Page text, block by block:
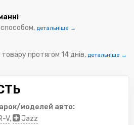
детальніше →
протягом 14 днів, детальніше →
моделей авто:
V,
Jazz